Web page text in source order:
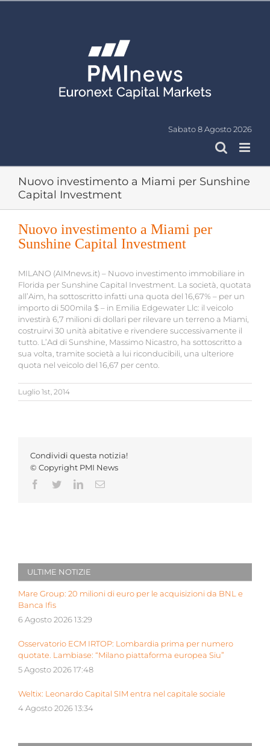
Sabato 8 Agosto 2026
Nuovo investimento a Miami per Sunshine
Capital Investment
Nuovo investimento a Miami per
Sunshine Capital Investment
MILANO (AIMnews.it) – Nuovo investimento immobiliare in
Florida per Sunshine Capital Investment. La società, quotata
all’Aim, ha sottoscritto infatti una quota del 16,67% – per un
importo di 500mila $ – in Emilia Edgewater Llc: il veicolo
investirà 6,7 milioni di dollari per rilevare un terreno a Miami,
costruirvi 30 unità abitative e rivendere successivamente il
tutto. L’Ad di Sunshine, Massimo Nicastro, ha sottoscritto a
sua volta, tramite società a lui riconducibili, una ulteriore
quota nel veicolo del 16,67 per cento.
Luglio 1st, 2014
Condividi questa notizia!
© Copyright PMI News
Facebook
TwitterLinkedInEmail
ULTIME NOTIZIE
Mare Group: 20 milioni di euro per le acquisizioni da BNL e
Banca Ifis
6 Agosto 2026 13:29
Osservatorio ECM IRTOP: Lombardia prima per numero
quotate. Lambiase: “Milano piattaforma europea Siu”
5 Agosto 2026 17:48
Weltix: Leonardo Capital SIM entra nel capitale sociale
4 Agosto 2026 13:34